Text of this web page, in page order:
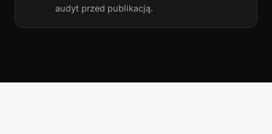
audyt przed publikacją.